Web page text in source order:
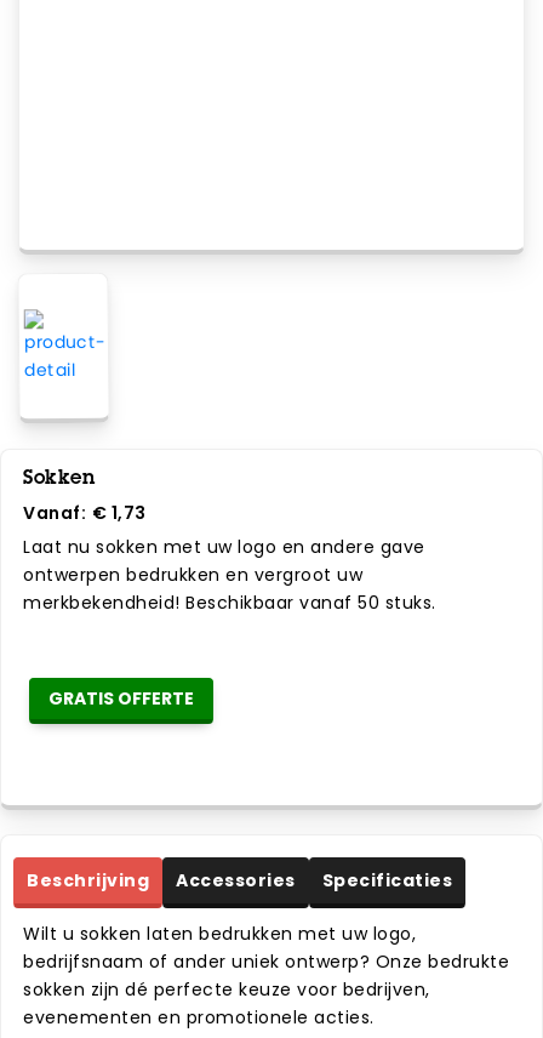
Sokken
Vanaf: € 1,73
Laat nu sokken met uw logo en andere gave
ontwerpen bedrukken en vergroot uw
merkbekendheid! Beschikbaar vanaf 50 stuks.
GRATIS OFFERTE
Beschrijving Accessories Specificaties
Wilt u sokken laten bedrukken met uw logo,
bedrijfsnaam of ander uniek ontwerp? Onze bedrukte
sokken zijn dé perfecte keuze voor bedrijven,
evenementen en promotionele acties.